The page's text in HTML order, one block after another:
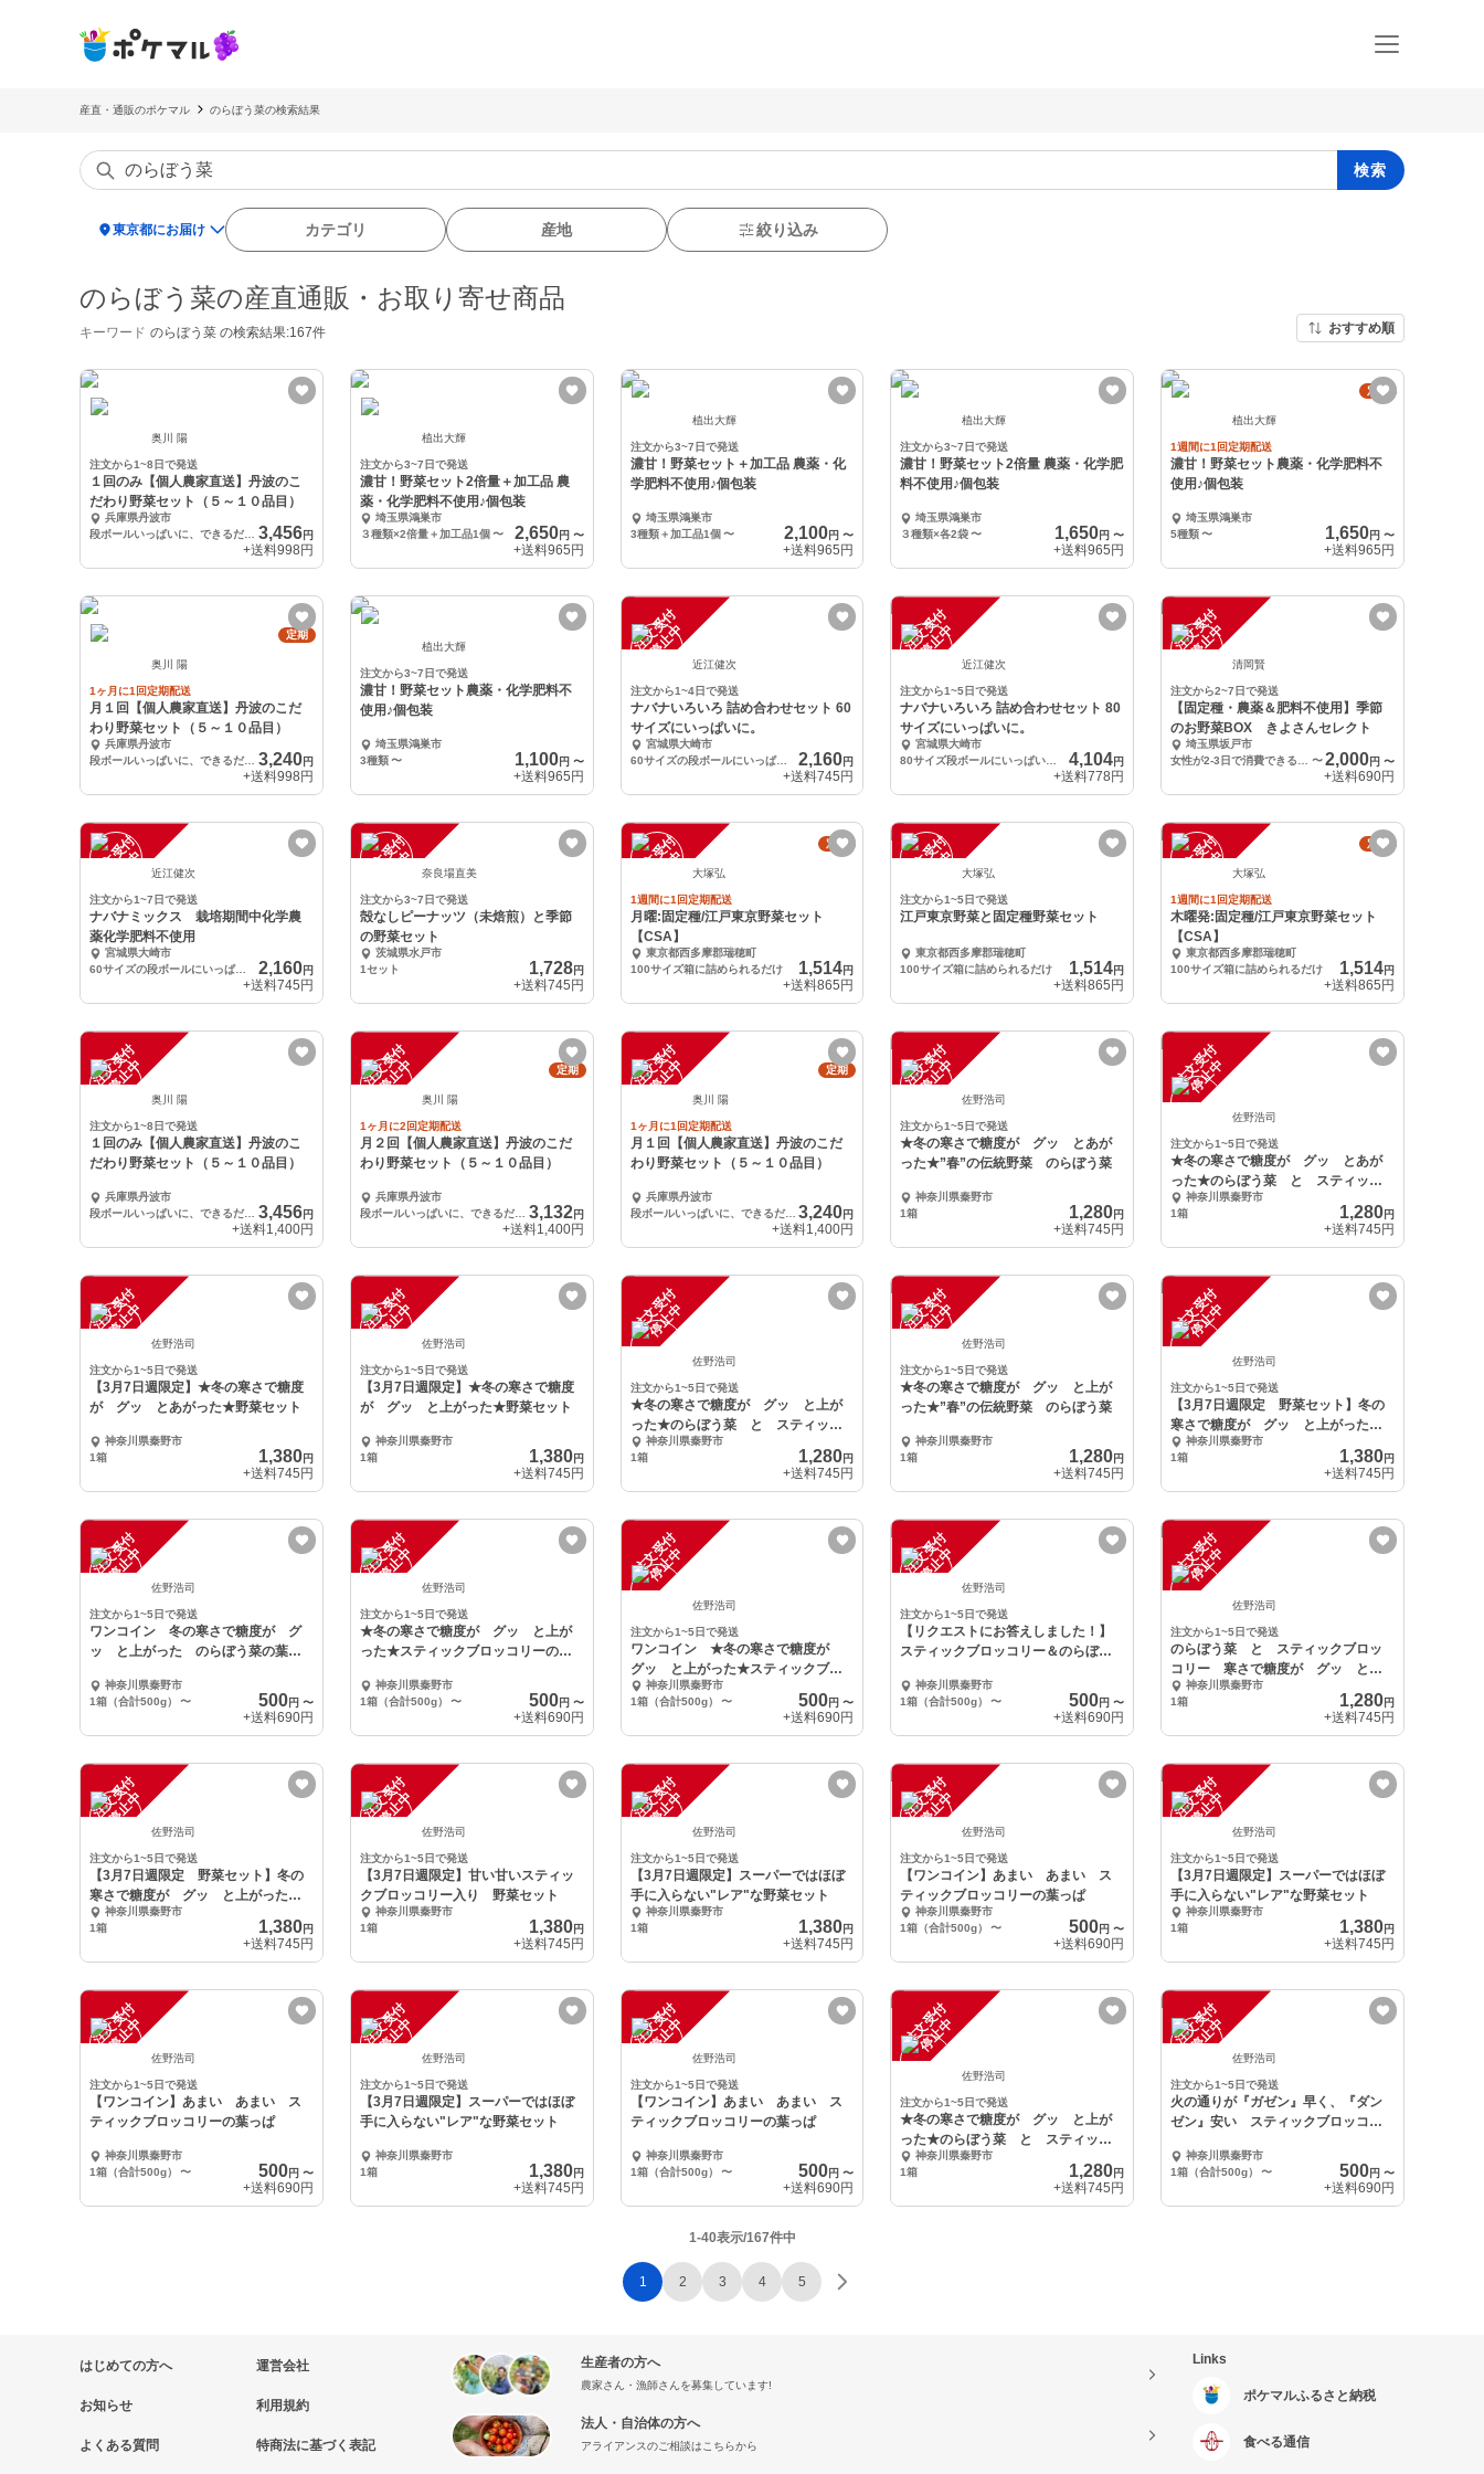
産直・通販のポケマル のらぼう菜の検索結果
検索
location_on東京都にお届け カテゴリ 産地 絞り込み
のらぼう菜の産直通販・お取り寄せ商品
キーワード のらぼう菜 の検索結果:167件 おすすめ順
奥川 陽
注文から1~8日で発送
１回のみ【個人農家直送】丹波のこ
だわり野菜セット（５～１０品目）
兵庫県丹波市
段ボールいっぱいに、できるだけ入れさせて頂きます
3,456円
+送料998円
植出大輝
注文から3~7日で発送
濃甘！野菜セット2倍量＋加工品 農
薬・化学肥料不使用♪個包装
埼玉県鴻巣市
３種類×2倍量＋加工品1個 〜 2,650円 〜
+送料965円
植出大輝
注文から3~7日で発送
濃甘！野菜セット＋加工品 農薬・化
学肥料不使用♪個包装
埼玉県鴻巣市
3種類＋加工品1個 〜 2,100円〜
+送料965円
植出大輝
注文から3~7日で発送
濃甘！野菜セット2倍量 農薬・化学肥
料不使用♪個包装
埼玉県鴻巣市
３種類×各2袋 〜 1,650円〜
+送料965円
定期
植出大輝
1週間に1回定期配送
濃甘！野菜セット農薬・化学肥料不
使用♪個包装
埼玉県鴻巣市
5種類〜 1,650円 〜
+送料965円
定期
奥川 陽
1ヶ月に1回定期配送
月１回【個人農家直送】丹波のこだ
わり野菜セット（５～１０品目）
兵庫県丹波市
段ボールいっぱいに、できるだけ入れさせて頂きます
3,240円
+送料998円
植出大輝
注文から3~7日で発送
濃甘！野菜セット農薬・化学肥料不
使用♪個包装
埼玉県鴻巣市
3種類 〜 1,100円 〜
+送料965円
注
文
受
付
停
止
中
近江健次
注文から1~4日で発送
ナバナいろいろ 詰め合わせセット 60
サイズにいっぱいに。
宮城県大崎市
60サイズの段ボールにいっぱいにお詰めします。
2,160円
+送料745円
注
文
受
付
停
止
中
近江健次
注文から1~5日で発送
ナバナいろいろ 詰め合わせセット 80
サイズにいっぱいに。
宮城県大崎市
4,104円
+送料778円
注
文
受
付
停
止
中
清岡賢
注文から2~7日で発送
【固定種・農薬＆肥料不使用】季節
のお野菜BOX きよさんセレクト
埼玉県坂戸市
〜2,000円 〜
+送料690円
注
文
受
付
停
止
中 近江健次
注文から1~7日で発送
ナバナミックス 栽培期間中化学農
薬化学肥料不使用
宮城県大崎市
60サイズの段ボールにいっぱいにお詰めします。
2,160円
+送料745円
注
文
受
付
停
止
中 奈良場直美
注文から3~7日で発送
殻なしピーナッツ（未焙煎）と季節
の野菜セット
茨城県水戸市
1セット
1,728円
+送料745円
注
文
受
付
停
止
中
定期
大塚弘
1週間に1回定期配送
月曜:固定種/江戸東京野菜セット
【CSA】
東京都西多摩郡瑞穂町
100サイズ箱に詰められるだけ
1,514円
+送料865円
注
文
受
付
停
止
中 大塚弘
注文から1~5日で発送
江戸東京野菜と固定種野菜セット
東京都西多摩郡瑞穂町
100サイズ箱に詰められるだけ
1,514円
+送料865円
注
文
受
付
停
止
中
定期
大塚弘
1週間に1回定期配送
木曜発:固定種/江戸東京野菜セット
【CSA】
東京都西多摩郡瑞穂町
100サイズ箱に詰められるだけ
1,514円
+送料865円
注
文
受
付
停
止
中
奥川 陽
注文から1~8日で発送
１回のみ【個人農家直送】丹波のこ
だわり野菜セット（５～１０品目）
兵庫県丹波市
段ボールいっぱいに、できるだけ入れさせて頂きます
3,456円
+送料1,400円
注
文
受
付
停
止
中 定期
奥川 陽
1ヶ月に2回定期配送
月２回【個人農家直送】丹波のこだ
わり野菜セット（５～１０品目）
兵庫県丹波市
段ボールいっぱいに、できるだけ入れさせて頂きます
3,132円
+送料1,400円
注
文
受
付
停
止
中 定期
奥川 陽
1ヶ月に1回定期配送
月１回【個人農家直送】丹波のこだ
わり野菜セット（５～１０品目）
兵庫県丹波市
段ボールいっぱいに、できるだけ入れさせて頂きます
3,240円
+送料1,400円
注
文
受
付
停
止
中
佐野浩司
注文から1~5日で発送
★冬の寒さで糖度が グッ とあが
った★”春”の伝統野菜 のらぼう菜
神奈川県秦野市
1箱
1,280円
+送料745円
注
文
受
付
停
止
中
佐野浩司
注文から1~5日で発送
★冬の寒さで糖度が グッ とあが
った★のらぼう菜 と スティック
ブロッコリー
神奈川県秦野市
1箱
1,280円
+送料745円
注
文
受
付
停
止
中
佐野浩司
注文から1~5日で発送
【3月7日週限定】★冬の寒さで糖度
が グッ とあがった★野菜セット
神奈川県秦野市
1箱
1,380円
+送料745円
注
文
受
付
停
止
中
佐野浩司
注文から1~5日で発送
【3月7日週限定】★冬の寒さで糖度
が グッ と上がった★野菜セット
神奈川県秦野市
1箱
1,380円
+送料745円
注
文
受
付
停
止
中
佐野浩司
注文から1~5日で発送
★冬の寒さで糖度が グッ と上が
った★のらぼう菜 と スティック
ブロッコリー
神奈川県秦野市
1箱
1,280円
+送料745円
注
文
受
付
停
止
中
佐野浩司
注文から1~5日で発送
★冬の寒さで糖度が グッ と上が
った★”春”の伝統野菜 のらぼう菜
神奈川県秦野市
1箱
1,280円
+送料745円
注
文
受
付
停
止
中
佐野浩司
注文から1~5日で発送
【3月7日週限定 野菜セット】冬の
寒さで糖度が グッ と上がった野
菜、揃いました
神奈川県秦野市
1箱
1,380円
+送料745円
注
文
受
付
停
止
中
佐野浩司
注文から1~5日で発送
ワンコイン 冬の寒さで糖度が グ
ッ と上がった のらぼう菜の葉っ
神奈川県秦野市
1箱（合計500g）
〜 500円 〜
+送料690円
注
文
受
付
停
止
中
佐野浩司
注文から1~5日で発送
★冬の寒さで糖度が グッ と上が
った★スティックブロッコリーの葉
神奈川県秦野市
1箱（合計500g）
〜 500円 〜
+送料690円
注
文
受
付
停
止
中
佐野浩司
注文から1~5日で発送
ワンコイン ★冬の寒さで糖度が
グッ と上がった★スティックブロ
ッコリーの葉っぱ
神奈川県秦野市
1箱（合計500g）
〜 500円〜
+送料690円
注
文
受
付
停
止
中
佐野浩司
注文から1~5日で発送
【リクエストにお答えしました！】
スティックブロッコリー＆のらぼう
神奈川県秦野市
1箱（合計500g）
〜 500円〜
+送料690円
注
文
受
付
停
止
中
佐野浩司
注文から1~5日で発送
のらぼう菜 と スティックブロッ
コリー 寒さで糖度が グッ と上
がった組み合わせ
神奈川県秦野市
1箱
1,280円
+送料745円
注
文
受
付
停
止
中
佐野浩司
注文から1~5日で発送
【3月7日週限定 野菜セット】冬の
寒さで糖度が グッ と上がった甘
い野菜
神奈川県秦野市
1箱
1,380円
+送料745円
注
文
受
付
停
止
中
佐野浩司
注文から1~5日で発送
【3月7日週限定】甘い甘いスティッ
クブロッコリー入り 野菜セット
神奈川県秦野市
1箱
1,380円
+送料745円
注
文
受
付
停
止
中
佐野浩司
注文から1~5日で発送
【3月7日週限定】スーパーではほぼ
手に入らない"レア"な野菜セット
神奈川県秦野市
1箱
1,380円
+送料745円
注
文
受
付
停
止
中
佐野浩司
注文から1~5日で発送
【ワンコイン】あまい あまい ス
ティックブロッコリーの葉っぱ
神奈川県秦野市
1箱（合計500g）
〜 500円〜
+送料690円
注
文
受
付
停
止
中
佐野浩司
注文から1~5日で発送
【3月7日週限定】スーパーではほぼ
手に入らない"レア"な野菜セット
神奈川県秦野市
1箱
1,380円
+送料745円
注
文
受
付
停
止
中
佐野浩司
注文から1~5日で発送
【ワンコイン】あまい あまい ス
ティックブロッコリーの葉っぱ
神奈川県秦野市
1箱（合計500g）
〜 500円 〜
+送料690円
注
文
受
付
停
止
中
佐野浩司
注文から1~5日で発送
【3月7日週限定】スーパーではほぼ
手に入らない"レア"な野菜セット
神奈川県秦野市
1箱
1,380円
+送料745円
注
文
受
付
停
止
中
佐野浩司
注文から1~5日で発送
【ワンコイン】あまい あまい ス
ティックブロッコリーの葉っぱ
神奈川県秦野市
1箱（合計500g）
〜 500円〜
+送料690円
注
文
受
付
停
止
中
佐野浩司
注文から1~5日で発送
★冬の寒さで糖度が グッ と上が
った★のらぼう菜 と スティック
ブロッコリー
神奈川県秦野市
1箱
1,280円
+送料745円
注
文
受
付
停
止
中
佐野浩司
注文から1~5日で発送
火の通りが『ガゼン』早く、『ダン
ゼン』安い スティックブロッコリ
神奈川県秦野市
1箱（合計500g）
〜 500円 〜
+送料690円
1-40表示/167件中
1 2 3 4 5
はじめての方へ
お知らせ
よくある質問
運営会社
利用規約
特商法に基づく表記
生産者の方へ
農家さん・漁師さんを募集しています!
法人・自治体の方へ
アライアンスのご相談はこちらから
Links
ポケマルふるさと納税
食べる通信